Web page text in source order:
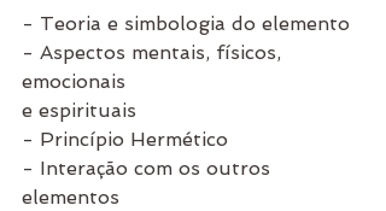
- Teoria e simbologia do elemento
- Aspectos mentais, físicos,
emocionais
e espirituais
- Princípio Hermético
- Interação com os outros
elementos